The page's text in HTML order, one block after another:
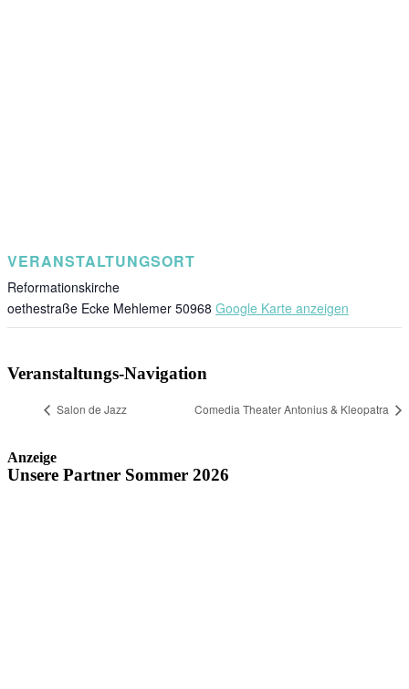
VERANSTALTUNGSORT
Reformationskirche
oethestraße Ecke Mehlemer 50968 Google Karte anzeigen
Veranstaltungs-Navigation
Salon de Jazz Comedia Theater Antonius & Kleopatra
Anzeige
Unsere Partner Sommer 2026